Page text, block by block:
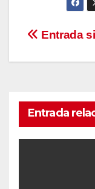
de
Entrada
Entrada